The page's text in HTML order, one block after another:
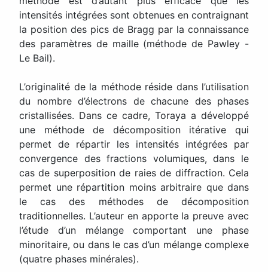
intensités intégrées sont obtenues en contraignant
la position des pics de Bragg par la connaissance
des paramètres de maille (méthode de Pawley -
Le Bail).
L’originalité de la méthode réside dans l’utilisation
du nombre d’électrons de chacune des phases
cristallisées. Dans ce cadre, Toraya a développé
une méthode de décomposition itérative qui
permet de répartir les intensités intégrées par
convergence des fractions volumiques, dans le
cas de superposition de raies de diffraction. Cela
permet une répartition moins arbitraire que dans
le cas des méthodes de décomposition
traditionnelles. L’auteur en apporte la preuve avec
l’étude d’un mélange comportant une phase
minoritaire, ou dans le cas d’un mélange complexe
(quatre phases minérales).